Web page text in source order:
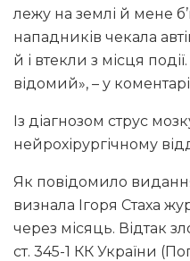
лежу на землі й мене
нападників чекала
й і втекли з місця
відомий», – у
Із діагнозом струс
нейрохірургічному
Як повідомило
визнала Ігоря Стаха
через місяць. Відтак
ст. 345-1 КК України